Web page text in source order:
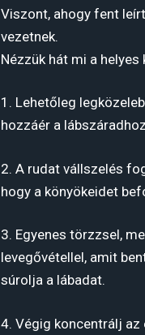
Viszont, ahogy fent
vezetnek.
Nézzük hát mi a helyes
1. Lehetőleg
hozzáér a
2. A rudat vállszelés
hogy a könyökeidet
3. Egyenes törzzsel,
levegővétellel, amit
súrolja a lábadat.
4. Végig koncentrálj az